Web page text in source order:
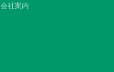
会社案内